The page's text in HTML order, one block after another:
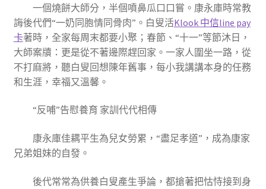
一個燒餅大師分，半個噴鼻瓜口口嘗。康永庫時常教
誨後代們“一奶同胞情同骨肉”。白叟活Klook 中信line pay
卡著時，全家每周末都要小聚；春節、“十一”等節沐日，
大師案牘：更是從不著邊際趕回家。一家人圍坐一路，從
不打麻將，聽白叟回想陳年舊事，每小我講講本身的任務
和生涯，幸福又溫馨。
“反哺”告慰養育 家訓代代相傳
康永庫佳耦平生為兒女勞累，“盡足孝道”，成為康家
兄弟姐妹的自發。
後代常常為供養白叟產生爭論，都搶著把怙恃接到身